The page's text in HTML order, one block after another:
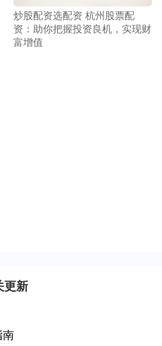
炒股配资选配资 杭州股票配
资：助你把握投资良机，实现财
富增值
更新
南